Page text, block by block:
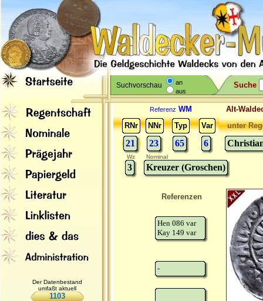
Suchvorschau
an
aus
Suche
Der Datenbestand
umfaßt aktuell
1103
Referenz WM
Alt-
RNr
NNr Typ Var
21 23 65 6
unter
Wz Nominal
3 Kreuzer (Groschen)
Referenzen
Hen 086 var
Kay 149 var
-